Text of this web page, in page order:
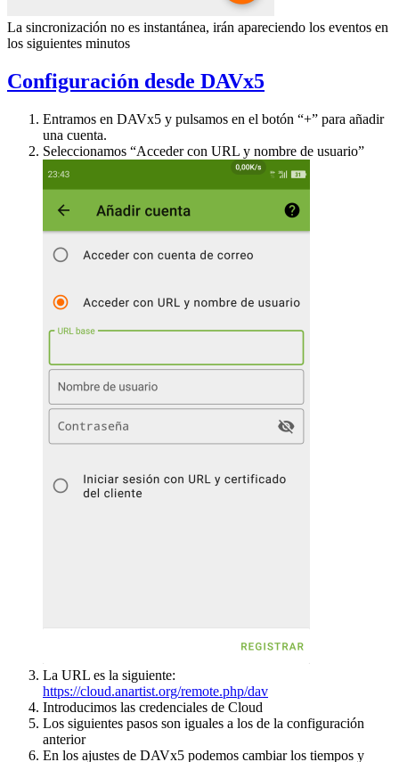
La sincronización no es instantánea, irán apareciendo los eventos en
los siguientes minutos
Configuración desde DAVx5
Entramos en DAVx5 y pulsamos en el botón “+” para añadir
una cuenta.
Seleccionamos “Acceder con URL y nombre de usuario”
La URL es la siguiente:
https://cloud.anartist.org/remote.php/dav
Introducimos las credenciales de Cloud
Los siguientes pasos son iguales a los de la configuración
anterior
En los ajustes de DAVx5 podemos cambiar los tiempos y